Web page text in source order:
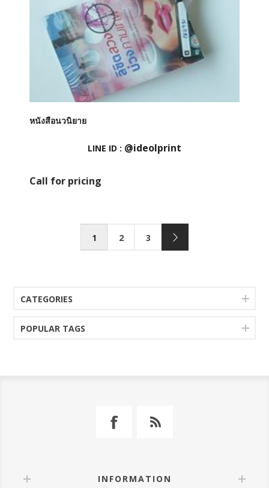
หนังสือนวนิยาย
LINE ID : @ideolprint
Call for pricing
1 2 3
CATEGORIES
POPULAR TAGS
INFORMATION